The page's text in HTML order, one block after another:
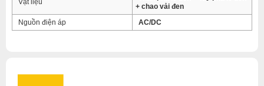
Vật liệu
+ chao vải đen
Nguồn điện áp
AC/DC